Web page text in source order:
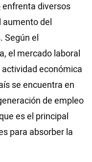
enfrenta diversos
aumento del
Según el
el mercado laboral
económica
se encuentra en
de empleo
es el principal
para absorber la